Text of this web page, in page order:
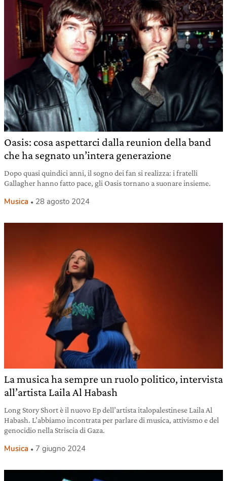
Oasis: cosa aspettarci dalla reunion della band
che ha segnato un’intera generazione
Dopo quasi quindici anni, il sogno dei fan si realizza: i fratelli
Gallagher hanno fatto pace, gli Oasis tornano a suonare insieme.
Musica 28 agosto 2024
La musica ha sempre un ruolo politico, intervista
all’artista Laila Al Habash
Long Story Short è il nuovo Ep dell’artista italopalestinese Laila Al
Habash. L’abbiamo incontrata per parlare di musica, attivismo e del
genocidio nella Striscia di Gaza.
Musica 7 giugno 2024